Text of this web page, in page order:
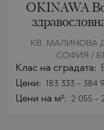
OKINAWA
КВ. МАЛИНОВА
СОФИЯ /
Клас на сградата:
Цени: 183 333 - 384
Цени на м²: 2 055 -